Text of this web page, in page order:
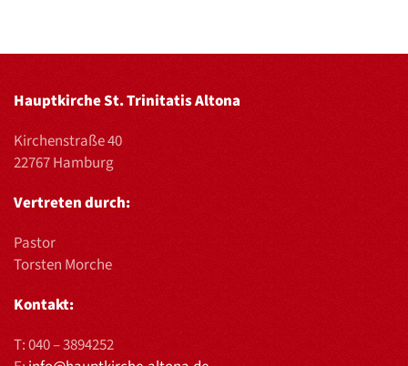
Hauptkirche St. Trinitatis Altona
Kirchenstraße 40
22767 Hamburg
Vertreten durch:
Pastor
Torsten Morche
Kontakt:
T:040 – 3894252